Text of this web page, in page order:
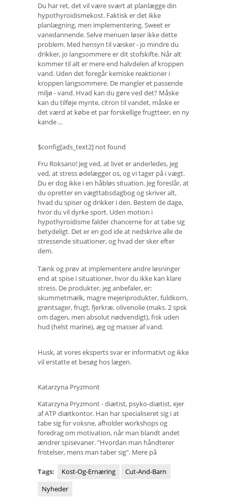
Du har ret, det vil være svært at planlægge din
hypothyroidismekost. Faktisk er det ikke
planlægning, men implementering. Sweet er
vanedannende. Selve menuen løser ikke dette
problem. Med hensyn til væsker - jo mindre du
drikker, jo langsommere er dit stofskifte. Når alt
kommer til alt er mere end halvdelen af ​​kroppen
vand. Uden det foregår kemiske reaktioner i
kroppen langsommere. De mangler et passende
miljø - vand. Hvad kan du gøre ved det? Måske
kan du tilføje mynte, citron til vandet, måske er
det værd at købe et par forskellige frugtteer, en ny
kande ...
$config[ads_text2] not found
Fru Roksano! Jeg ved, at livet er anderledes, jeg
ved, at stress ødelægger os, og vi tager på i vægt.
Du er dog ikke i en håbløs situation. Jeg foreslår, at
du opretter en vægttabsdagbog og skriver alt,
hvad du spiser og drikker i den. Bestem de dage,
hvor du vil dyrke sport. Uden motion i
hypothyroidisme falder chancerne for at tabe sig
betydeligt. Det er en god ide at nedskrive alle de
stressende situationer, og hvad der sker efter
dem.
Tænk og prøv at implementere andre løsninger
end at spise i situationer, hvor du ikke kan klare
stress. De produkter, jeg anbefaler, er:
skummetmælk, magre mejeriprodukter, fuldkorn,
grøntsager, frugt, fjerkræ, olivenolie (maks. 2 spsk
om dagen, men absolut nødvendigt), fisk uden
hud (helst marine), æg og masser af vand.
Husk, at vores eksperts svar er informativt og ikke
vil erstatte et besøg hos lægen.
Katarzyna Pryzmont
Katarzyna Pryzmont - diætist, psyko-diætist, ejer
af ATP diætkontor. Han har specialiseret sig i at
tabe sig for voksne, afholder workshops og
foredrag om motivation, når man blandt andet
ændrer spisevaner. "Hvordan man håndterer
fristelser, mens man taber sig". Mere på
Tags: Kost-Og-Ernæring
Cut-And-Barn
Nyheder